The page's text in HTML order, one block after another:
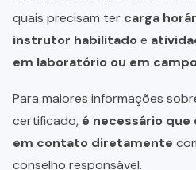
quais precisam ter carga
instrutor habilitadoe
em laboratório ou em
Para maiores informações
certificado, é necessário
em contato diretamente
conselho responsável.